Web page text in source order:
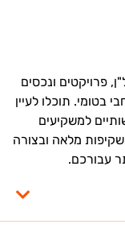
פרויקטים ונכסים
בטומי. תוכלו לעיין
למשקיעים
מלאה ובצורה
עבורכם.